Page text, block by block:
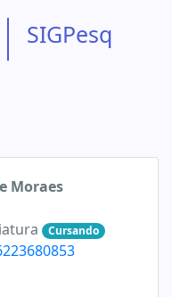
SIGPesq
Moraes
Cursando